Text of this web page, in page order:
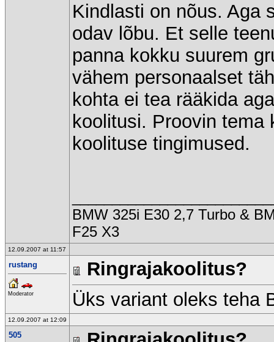
Kindlasti on nõus. Aga
odav lõbu. Et selle
panna kokku suurem
vähem personaalset
kohta ei tea rääkida
koolitusi. Proovin
koolituse tingimused.
BMW 325i E30 2,7 Turbo &
F25 X3
12.09.2007 at 11:57
rustang
Moderator
Ringrajakoolitus?
Üks variant oleks teha
12.09.2007 at 12:09
505